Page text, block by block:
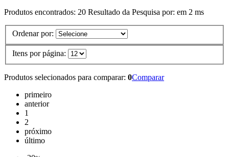
Produtos encontrados: 20 Resultado da Pesquisa por: em 2 ms
Ordenar por:
Itens por página:
Produtos selecionados para comparar: 0Comparar
primeiro
anterior
1
2
próximo
último